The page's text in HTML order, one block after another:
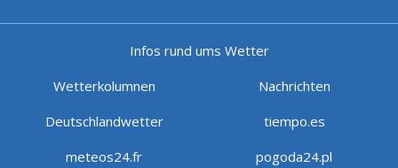
Infos rund ums Wetter
Wetterkolumnen
Nachrichten
Deutschlandwetter
tiempo.es
meteos24.fr
pogoda24.pl